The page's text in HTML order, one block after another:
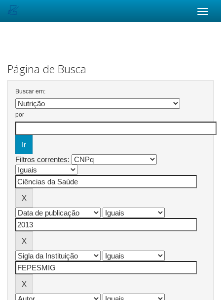
Página de Busca
Buscar em:
por
Filtros correntes: